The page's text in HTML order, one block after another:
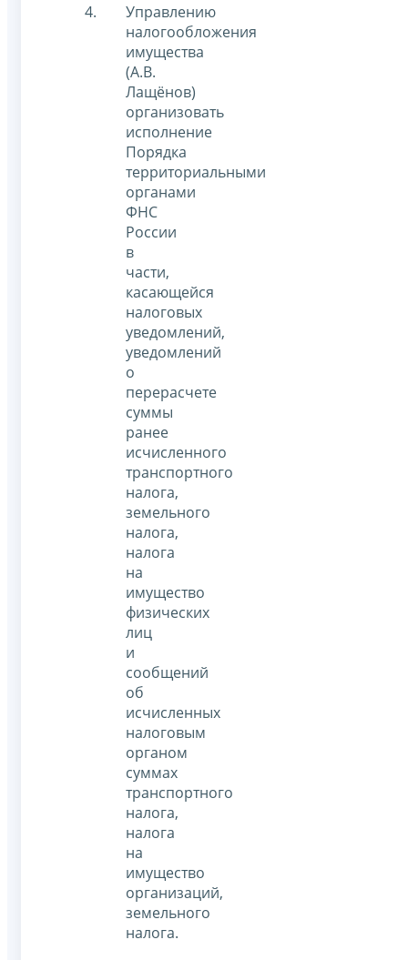
Управлению
налогообложения
имущества
(А.В.
Лащёнов)
организовать
исполнение
Порядка
территориальными
органами
ФНС
России
в
части,
касающейся
налоговых
уведомлений,
уведомлений
о
перерасчете
суммы
ранее
исчисленного
транспортного
налога,
земельного
налога,
налога
на
имущество
физических
лиц
и
сообщений
об
исчисленных
налоговым
органом
суммах
транспортного
налога,
налога
на
имущество
организаций,
земельного
налога.